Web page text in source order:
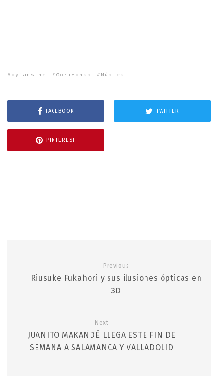
byfanzine Corizonas Música
FACEBOOK TWITTER
PINTEREST
Previous
Riusuke Fukahori y sus ilusiones ópticas en
3D
Next
JUANITO MAKANDÉ LLEGA ESTE FIN DE
SEMANA A SALAMANCA Y VALLADOLID